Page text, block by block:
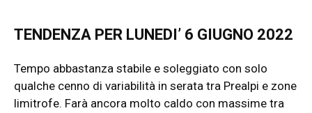
TENDENZA PER LUNEDI’ 6 GIUGNO 2022
Tempo abbastanza stabile e soleggiato con solo
qualche cenno di variabilità in serata tra Prealpi e zone
limitrofe. Farà ancora molto caldo con massime tra